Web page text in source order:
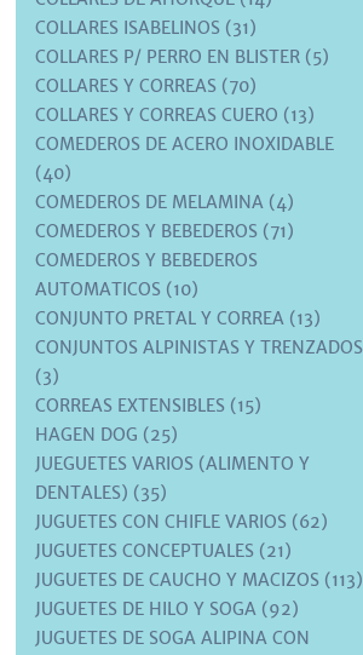
COLLARES ISABELINOS (31)
COLLARES P/ PERRO EN BLISTER (5)
COLLARES Y CORREAS (70)
COLLARES Y CORREAS CUERO (13)
COMEDEROS DE ACERO INOXIDABLE
(40)
COMEDEROS DE MELAMINA (4)
COMEDEROS Y BEBEDEROS (71)
COMEDEROS Y BEBEDEROS
AUTOMATICOS (10)
CONJUNTO PRETAL Y CORREA (13)
CONJUNTOS ALPINISTAS Y TRENZADOS
(3)
CORREAS EXTENSIBLES (15)
HAGEN DOG (25)
JUEGUETES VARIOS (ALIMENTO Y
DENTALES) (35)
JUGUETES CON CHIFLE VARIOS (62)
JUGUETES CONCEPTUALES (21)
JUGUETES DE CAUCHO Y MACIZOS (113)
JUGUETES DE HILO Y SOGA (92)
JUGUETES DE SOGA ALIPINA CON